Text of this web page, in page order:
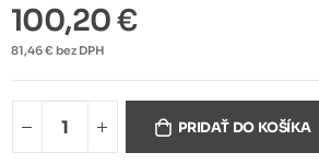
100,20 €
81,46 € bez DPH
PRIDAŤ DO KOŠÍKA